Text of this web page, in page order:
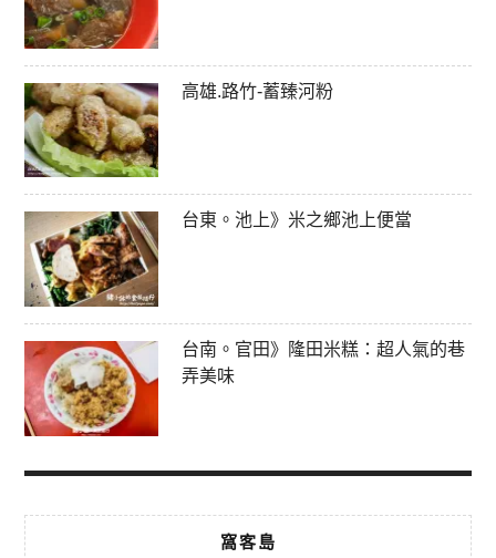
高雄.路竹-蓄臻河粉
台東。池上》米之鄉池上便當
台南。官田》隆田米糕：超人氣的巷
弄美味
窩客島